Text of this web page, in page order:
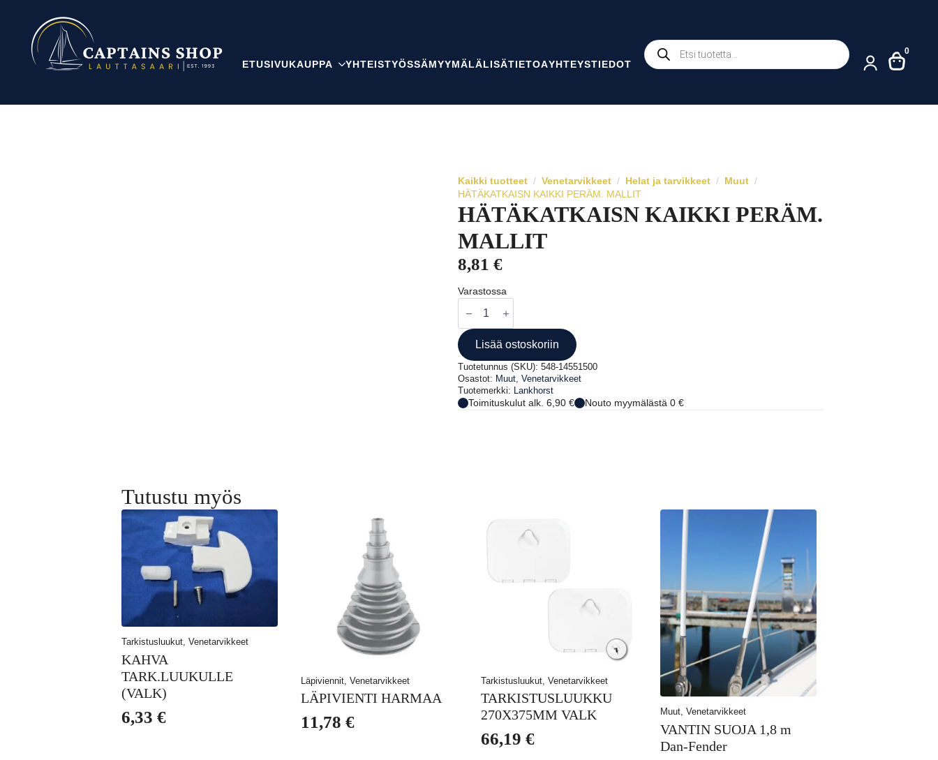
ETUSIVUKAUPPA YHTEISTYÖSSÄMYYMÄLÄLISÄTIETOAYHTEYSTIEDOT
Products
search
0
Kaikki tuotteet Venetarvikkeet Helat ja tarvikkeet
Muut
HÄTÄKATKAISN KAIKKI PERÄM. MALLIT
HÄTÄKATKAISN KAIKKI PERÄM.
MALLIT
8,81 €
Varastossa
HÄTÄKATKAISN
KAIKKI
PERÄM.
MALLIT
määräLisää ostoskoriin
Tuotetunnus (SKU): 548-14551500
Osastot: Muut, Venetarvikkeet
Tuotemerkki: Lankhorst
Toimituskulut alk. 6,90 € Nouto myymälästä 0 €
Tutustu myös
Tarkistusluukut, Venetarvikkeet
KAHVA
TARK.LUUKULLE
(VALK)
6,33 €
Läpiviennit, Venetarvikkeet
LÄPIVIENTI HARMAA
11,78€
Tarkistusluukut, Venetarvikkeet
TARKISTUSLUUKKU
270X375MM VALK
66,19 €
Muut, Venetarvikkeet
VANTIN SUOJA 1,8 m
Dan-Fender